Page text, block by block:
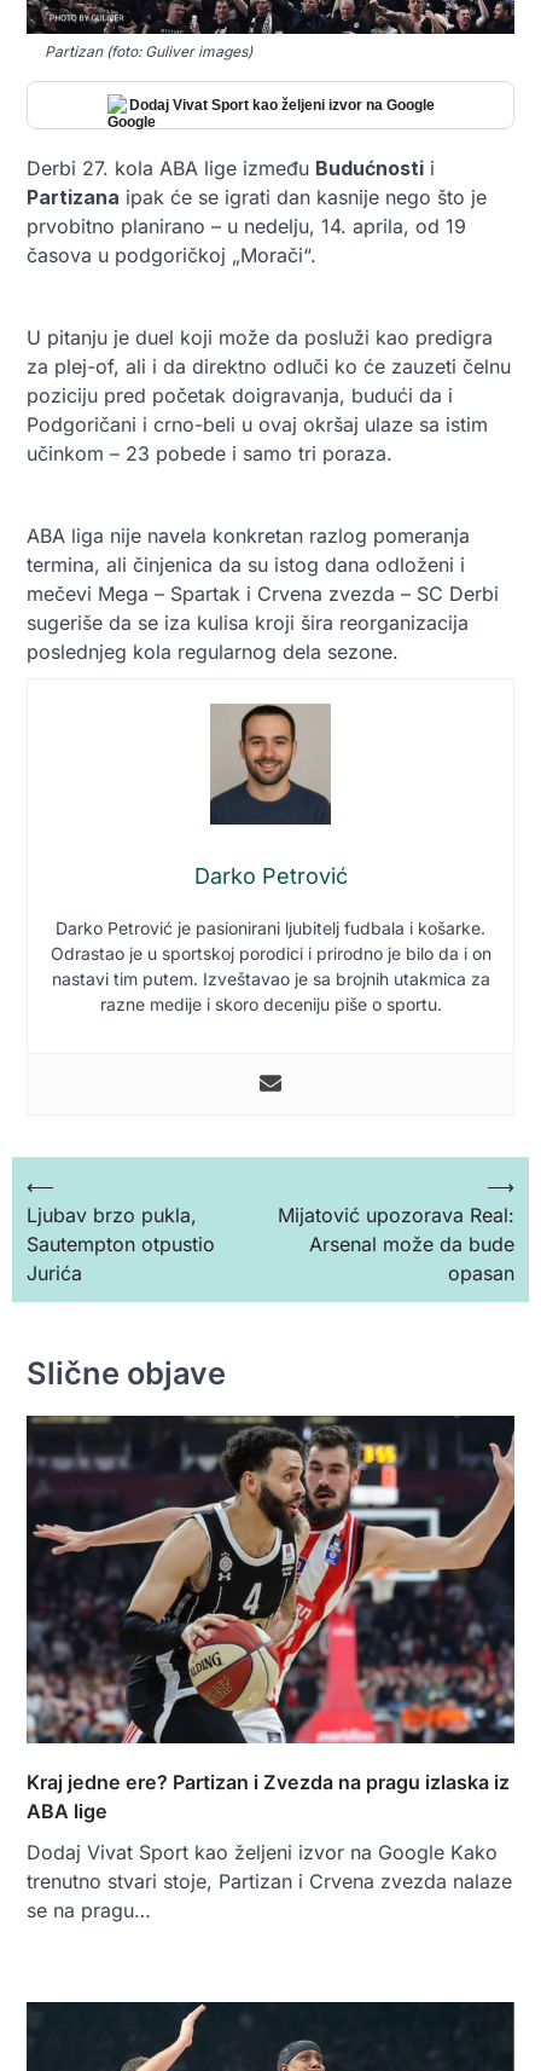
Partizan (foto: Guliver images)
Dodaj Vivat Sport kao željeni izvor na Google
Derbi 27. kola ABA lige između Budućnosti i
Partizana ipak će se igrati dan kasnije nego što je
prvobitno planirano – u nedelju, 14. aprila, od 19
časova u podgoričkoj „Morači“.
U pitanju je duel koji može da posluži kao predigra
za plej-of, ali i da direktno odluči ko će zauzeti čelnu
poziciju pred početak doigravanja, budući da i
Podgoričani i crno-beli u ovaj okršaj ulaze sa istim
učinkom – 23 pobede i samo tri poraza.
ABA liga nije navela konkretan razlog pomeranja
termina, ali činjenica da su istog dana odloženi i
mečevi Mega – Spartak i Crvena zvezda – SC Derbi
sugeriše da se iza kulisa kroji šira reorganizacija
poslednjeg kola regularnog dela sezone.
Darko Petrović
Darko Petrović je pasionirani ljubitelj fudbala i košarke.
Odrastao je u sportskoj porodici i prirodno je bilo da i on
nastavi tim putem. Izveštavao je sa brojnih utakmica za
razne medije i skoro deceniju piše o sportu.
Кретање
чланка
⟵
Ljubav brzo pukla,
Sautempton otpustio
Jurića
Mijatović upozorava Real:
Arsenal može da bude
opasan
⟶
Slične objave
Kraj jedne ere? Partizan i Zvezda na pragu izlaska iz
ABA lige
Dodaj Vivat Sport kao željeni izvor na Google Kako
trenutno stvari stoje, Partizan i Crvena zvezda nalaze
se na pragu…